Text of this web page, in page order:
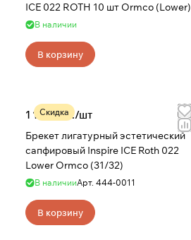
ICE 022 ROTH 10 шт Ormco (Lower)
В наличии
В корзину
Скидка
1 145 руб./шт
Брекет лигатурный эстетический
сапфировый Inspire ICE Roth 022
Lower Ormco (31/32)
В наличииАрт. 444-0011
В корзину